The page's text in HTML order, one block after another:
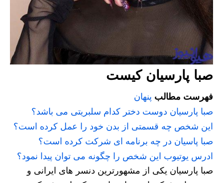
صبا پارسیان کیست
فهرست مطالب پنهان
صبا پارسیان دوست دختر کدام سلبریتی می باشد؟
این شخص چه قسمتی از بدن خود را عمل کرده است؟
صبا پاسیان در چه برنامه ای شرکت کرده است؟
ادرس یوتیوب این شخص را چگونه می توان پیدا نمود؟
صبا پارسیان یکی از مشهورترین دنسر های ایرانی و